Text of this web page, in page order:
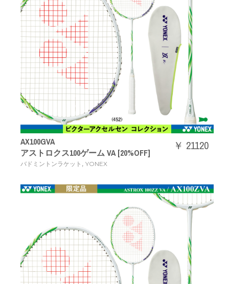
AX100GVA
アストロクス100ゲーム VA [20%OFF]
バドミントンラケット , YONEX
￥ 21120